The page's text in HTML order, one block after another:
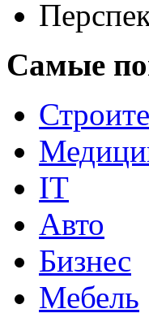
Самые
IT
Авто
Бизнес
Мебель